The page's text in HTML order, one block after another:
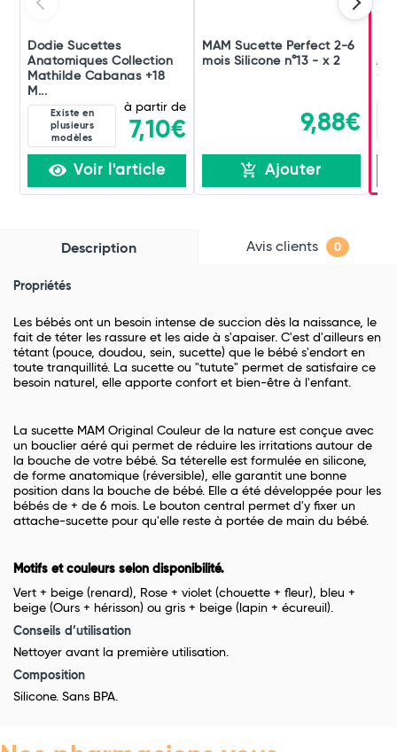
Dodie Sucettes
Anatomiques Collection
Mathilde Cabanas +18
M...
Existe en
plusieurs
modèles
à partir de
7,10€
Voir l'article
MAM Sucette Perfect 2-6
mois Silicone n°13 - x 2
9,88€
Ajouter
+6
Description Avis clients 0
Propriétés
Les bébés ont un besoin intense de succion dès la naissance, le
fait de téter les rassure et les aide à s'apaiser. C'est d'ailleurs en
tétant (pouce, doudou, sein, sucette) que le bébé s'endort en
toute tranquillité. La sucette ou "tutute" permet de satisfaire ce
besoin naturel, elle apporte confort et bien-être à l'enfant.
La sucette MAM Original Couleur de la nature est conçue avec
un bouclier aéré qui permet de réduire les irritations autour de
la bouche de votre bébé. Sa téterelle est formulée en silicone,
de forme anatomique (réversible), elle garantit une bonne
position dans la bouche de bébé. Elle a été développée pour les
bébés de + de 6 mois. Le bouton central permet d'y fixer un
attache-sucette pour qu'elle reste à portée de main du bébé.
Motifs et couleurs selon disponibilité.
Vert + beige (renard), Rose + violet (chouette + fleur), bleu +
beige (Ours + hérisson) ou gris + beige (lapin + écureuil).
Conseils d’utilisation
Nettoyer avant la première utilisation.
Composition
Silicone. Sans BPA.